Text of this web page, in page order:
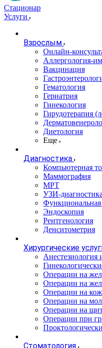
Стационар
Услуги
Взрослым
Онлайн-
Аллергология-
Вакцинация
Гематология
Гериатрия
Гинекология
Гирудотерапия
Диетология
Еще
Диагностика
Компьютерная
Маммография
МРТ
УЗИ-диагностика
Функциональная
Эндоскопия
Рентгенология
Денситометрия
Хирургические
Анестезиология
Операции на
Операции на
Операции на
Операции на
Операции на
Операции при
Стоматология